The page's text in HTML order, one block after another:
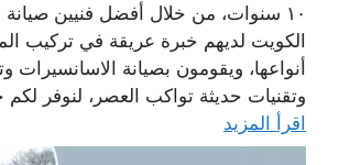
١٠ سنوات، من خلال أفضل فنيين
الكويت لديهم خبرة عريقة في تركيب
أنواعها، ويقومون بصيانة الاسانسيرات
وتقنيات حديثة تواكب العصر، لنوفر
اقرأ المزيد